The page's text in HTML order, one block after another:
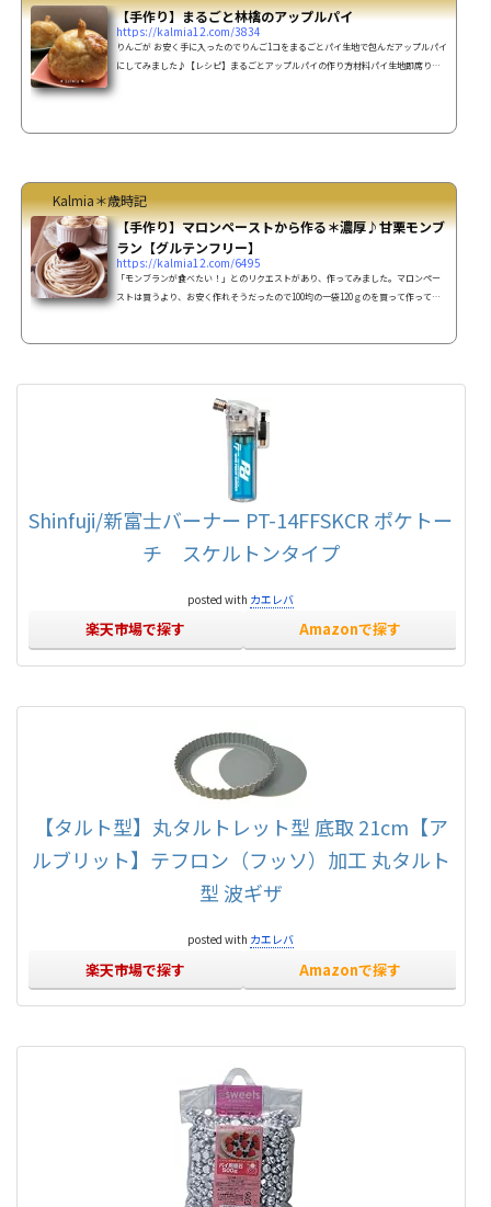
【手作り】まるごと林檎のアップルパイ
https://kalmia12.com/3834
りんごが お安く手に入ったのでりんご1コをまるごとパイ生地で包んだアップルパイ
にしてみました♪【レシピ】まるごとアップルパイの作り方材料パイ生地即席りん
Kalmia＊歳時記
【手作り】マロンペーストから作る＊濃厚♪甘栗モンブ
ラン【グルテンフリー】
https://kalmia12.com/6495
「モンブランが食べたい！」とのリクエストがあり、作ってみました。マロンペー
ストは買うより、お安く作れそうだったので100均の一袋120ｇのを買って作ってみ
Shinfuji/新富士バーナー PT-14FFSKCR ポケトー
チ スケルトンタイプ
posted with カエレバ
楽天市場で探す Amazonで探す
【タルト型】丸タルトレット型 底取 21cm【ア
ルブリット】テフロン（フッソ）加工 丸タルト
型 波ギザ
posted with カエレバ
楽天市場で探す Amazonで探す